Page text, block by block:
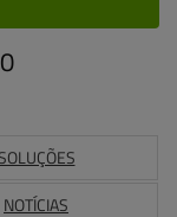
NOTÍCIAS